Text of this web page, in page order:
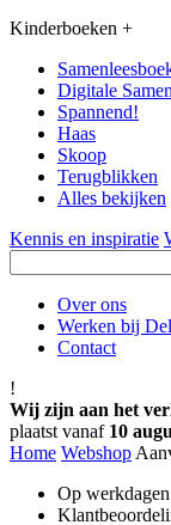
Kinderboeken +
Digitale
Spannend!
Haas
Skoop
Terugblikken
Alles bekijken
Kennis en inspiratie
Over ons
Werken bij
Contact
!
Wij zijn aan het
plaatst vanaf 10
Home Webshop
Op